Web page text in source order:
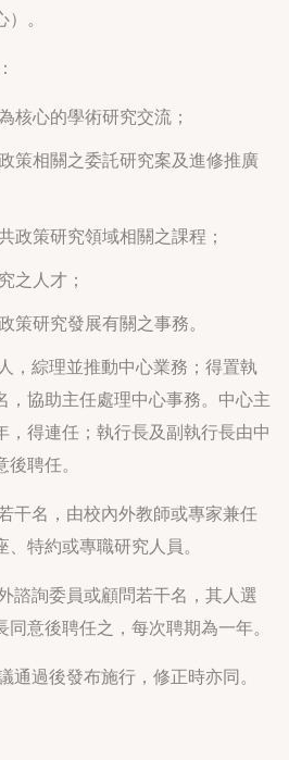
。
核心的學術研究交流；
策相關之委託研究案及進修推廣
政策研究領域相關之課程；
之人才；
策研究發展有關之事務。
，綜理並推動中心業務；得置執
，協助主任處理中心事務。中心主
，得連任；執行長及副執行長由中
聘任。
干名，由校內外教師或專家兼任
特約或專職研究人員。
諮詢委員或顧問若干名，其人選
意後聘任之，每次聘期為一年。
通過後發布施行，修正時亦同。